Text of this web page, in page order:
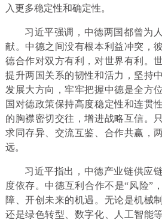
入更多稳定性和确定性。
习近平强调，中德两国都曾为
献。中德之间没有根本利益冲突，
德合作对双方有利，对世界有利。
提升两国关系的韧性和活力，坚持
发展大方向，牢牢把握中德是全方
国对德政策保持高度稳定性和连贯
的胸襟密切交往，增进战略互信。
求同存异、交流互鉴、合作共赢，
远。
习近平指出，中德产业链供应
度依存。中德互利合作不是“风险”
障、开创未来的机遇。无论是机械
还是绿色转型、数字化、人工智能